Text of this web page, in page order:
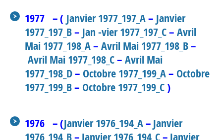
1977 – ( Janvier 1977_197_A– Janvier
1977_197_B– Jan -vier 1977_197_C– Avril
Mai 1977_198_A– Avril Mai 1977_198_B–
Avril Mai 1977_198_C– Avril Mai
1977_198_D– Octobre 1977_199_A– Octobre
1977_199_B– Octobre 1977_199_C)
1976 – (Janvier 1976_194_A– Janvier
1976_194_B– Janvier 1976_194_C– Janvier